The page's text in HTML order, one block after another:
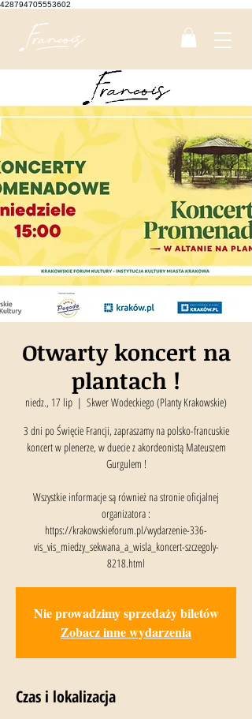
428794705553602
Otwarty koncert na
plantach !
niedz., 17 lip
  |
Skwer Wodeckiego (Planty Krakowskie)
3 dni po Święcie Francji, zapraszamy na polsko-francuskie
koncert w plenerze, w duecie z akordeonistą Mateuszem
Gurgulem !
Wszystkie informacje są również na stronie oficjalnej
organizatora :
https://krakowskieforum.pl/wydarzenie-336-
vis_vis_miedzy_sekwana_a_wisla_koncert-szczegoly-
8218.html
Nie prowadzimy sprzedaży biletów
Zobacz inne wydarzenia
Czas i lokalizacja